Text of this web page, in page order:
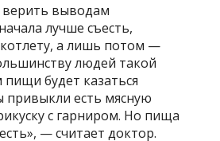
верить выводам
лучше съесть,
а лишь потом —
людей такой
будет казаться
есть мясную
с гарниром. Но пища
— считает доктор.